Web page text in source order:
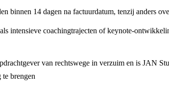
binnen 14 dagen na factuurdatum, tenzij anders
intensieve coachingtrajecten of keynote-
van rechtswege in verzuim en is JAN
te brengen